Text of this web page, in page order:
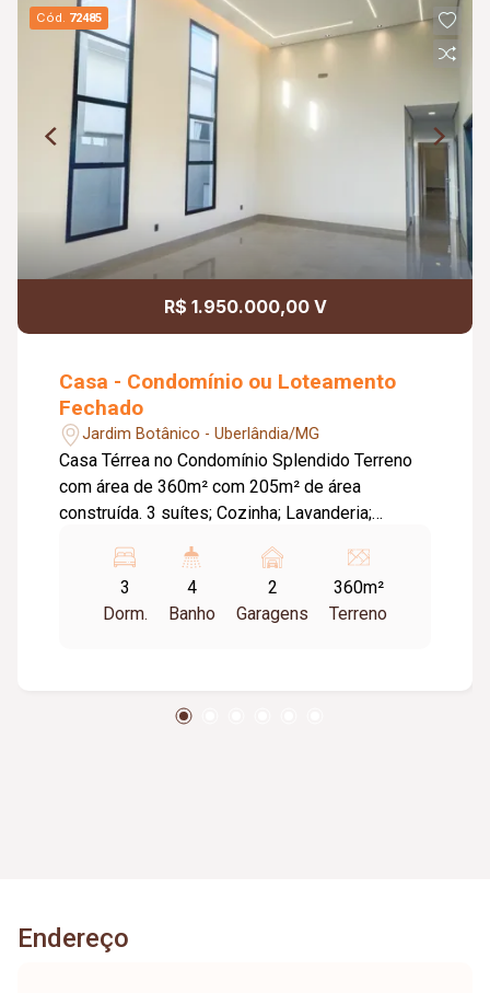
Cód. 72485
R$ 1.950.000,00 V
Casa - Condomínio ou Loteamento
Fechado
Jardim Botânico - Uberlândia/MG
Casa Térrea no Condomínio Splendido Terreno
com área de 360m² com 205m² de área
construída. 3 suítes; Cozinha; Lavanderia;
Varanda gourmet com banheiro; Piscina de
2.8x4.2; Garagem coberta para dois carros e
mais 2 carros na rampa; Suíte casal com closet
Persianas automatizadas com black out.
3
Dorm.
4
Banho
2
Garagens
360m²
Terreno
Endereço